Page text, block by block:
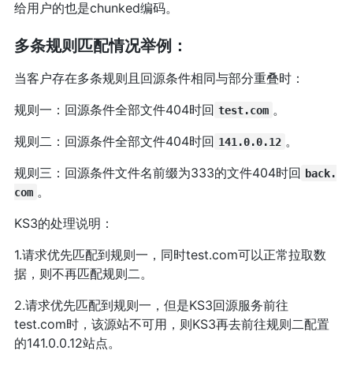
给用户的也是chunked编码。
多条规则匹配情况举例：
当客户存在多条规则且回源条件相同与部分重叠时：
规则一：回源条件全部文件404时回 test.com 。
规则二：回源条件全部文件404时回 141.0.0.12 。
规则三：回源条件文件名前缀为333的文件404时回 back.
com 。
KS3的处理说明：
1.请求优先匹配到规则一，同时test.com可以正常拉取数
据，则不再匹配规则二。
2.请求优先匹配到规则一，但是KS3回源服务前往
test.com时，该源站不可用，则KS3再去前往规则二配置
的141.0.0.12站点。